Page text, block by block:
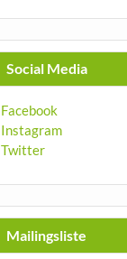
Social Media
Facebook
Instagram
Twitter
Mailingsliste